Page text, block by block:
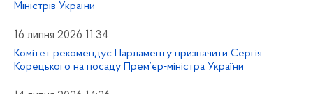
Міністрів України
16 липня 2026 11:34
Комітет рекомендує Парламенту призначити Сергія
Корецького на посаду Прем’єр-міністра України